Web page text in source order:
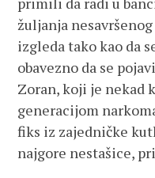
žuljanja
izgleda tako kao da
obavezno da se
Zoran, koji je nekad
generacijom
fiks iz zajedničke
najgore nestašice,